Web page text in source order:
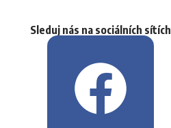
Sleduj nás na sociálních sítích